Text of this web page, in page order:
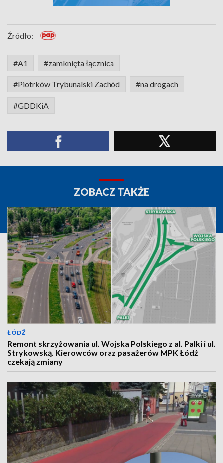
Źródło:
#A1 #zamknięta łącznica
#Piotrków Trybunalski Zachód #na drogach
#GDDKiA
ZOBACZ TAKŻE
ŁÓDŹ
Remont skrzyżowania ul. Wojska Polskiego z al. Palki i ul.
Strykowską. Kierowców oraz pasażerów MPK Łódź
czekają zmiany